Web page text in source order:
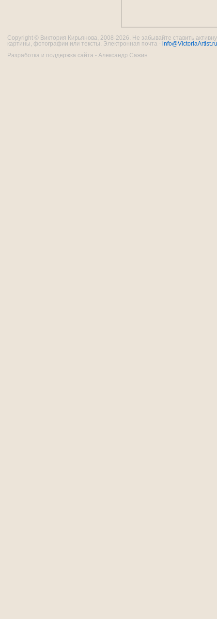
Copyright © Виктория Кирьянова, 2008-2026. Не забывайте ставить
картины, фотографии или тексты. Электронная почта - info@VictoriaArtist.ru
Разработка и поддержка сайта - Александр Сажин